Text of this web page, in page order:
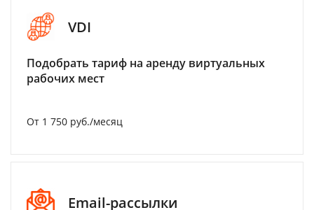
VDI
Подобрать тариф на аренду виртуальных
рабочих мест
От 1 750 руб./месяц
Email-рассылки